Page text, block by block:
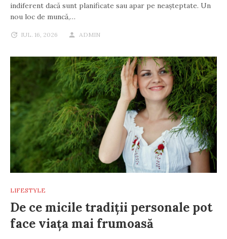
indiferent dacă sunt planificate sau apar pe neașteptate. Un
nou loc de muncă,…
IUL. 16, 2026 ADMIN
LIFESTYLE
De ce micile tradiții personale pot
face viața mai frumoasă